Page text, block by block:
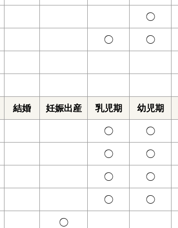
◯
◯ ◯
結婚 妊娠出産 乳児期 幼児期
◯ ◯
◯ ◯
◯ ◯
◯ ◯
◯